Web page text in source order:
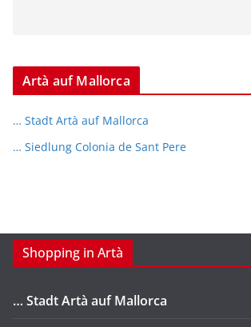
Artà auf Mallorca
… Stadt Artà auf Mallorca
… Siedlung Colonia de Sant Pere
Shopping in Artà
… Stadt Artà auf Mallorca